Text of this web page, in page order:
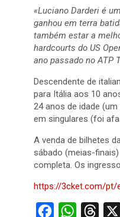
«Luciano Darderi é
ganhou em terra
também estar a
hardcourts do US
ano passado no ATP
Descendente de
para Itália aos 10
24 anos de idade
em singulares (foi
A venda de bilhetes
sábado (meias-
completa. Os
https://3cket.com/pt/
W